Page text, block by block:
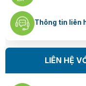
Thông tin liên
LIÊN HỆ